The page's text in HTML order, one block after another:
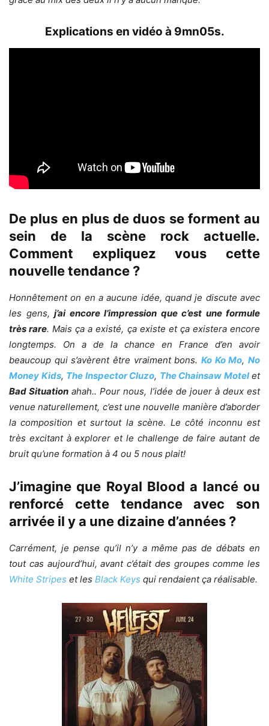
Explications en vidéo à 9mn05s.
De plus en plus de duos se forment au
sein de la scène rock actuelle.
Comment expliquez vous cette
nouvelle tendance ?
Honnêtement on en a aucune idée, quand je discute avec
les gens, j’ai encore l’impression que c’est une formule
très rare. Mais ça a existé, ça existe et ça existera encore
longtemps. On a de la chance en France d’en avoir
beaucoup qui s’avèrent être vraiment bons. Ko Ko Mo,No
Money Kids, The Inspector Cluzo, The Chainsaw Motelet
Bad Situation ahah.. Pour nous, l’idée de jouer à deux est
venue naturellement, c’est une nouvelle manière d’aborder
la composition et surtout la scène. Le côté inconnu est
très excitant à explorer et le challenge de faire autant de
bruit qu’une formation à 4 ou 5 nous plait!
J’imagine que Royal Blood a lancé ou
renforcé cette tendance avec son
arrivée il y a une dizaine d’années ?
Carrément, je pense qu’il n’y a même pas de débats en
tout cas aujourd’hui, avant c’était des groupes comme les
White Stripes et les Black Keys qui rendaient ça réalisable.